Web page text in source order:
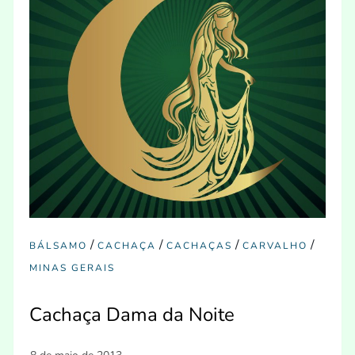
BÁLSAMO /CACHAÇA /CACHAÇAS /CARVALHO /
MINAS GERAIS
Cachaça Dama da Noite